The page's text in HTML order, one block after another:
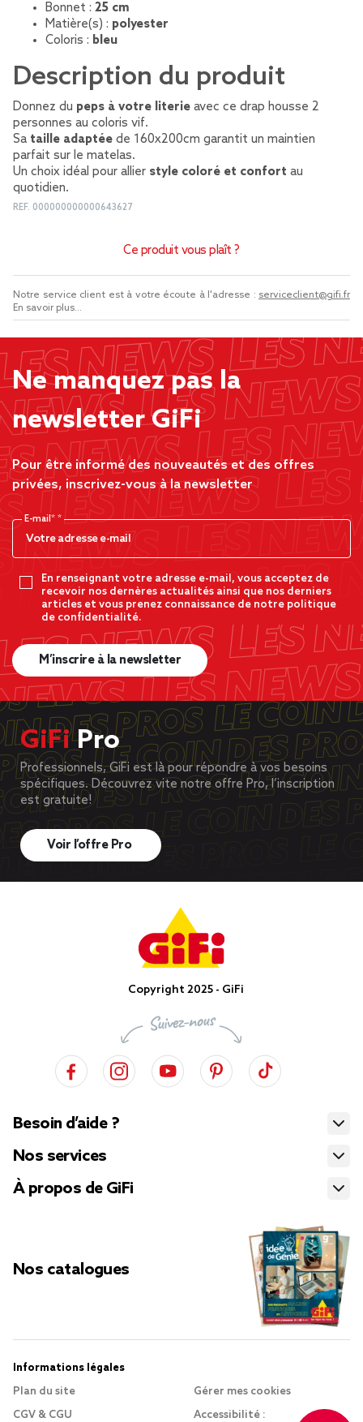
Bonnet : 25 cm
Matière(s) : polyester
Coloris : bleu
Description du produit
Donnez du peps à votre literie avec ce drap housse 2
personnes au coloris vif.
Sa taille adaptée de 160x200cm garantit un maintien
parfait sur le matelas.
Un choix idéal pour allier style coloré et confort au
quotidien.
REF. 000000000000643627
Ce produit vous plaît ?
Notre service client est à votre écoute à l'adresse : serviceclient@gifi.fr
En savoir plus...
Ne manquez pas la
newsletter GiFi
Pour être informé des nouveautés et des offres
privées, inscrivez-vous à la newsletter
E-mail*
En renseignant votre adresse e-mail, vous acceptez de
recevoir nos dernères actualités ainsi que nos derniers
articles et vous prenez connaissance de notre politique
de confidentialité.
M’inscrire à la newsletter
GiFiPro
Professionnels, GiFi est là pour répondre à vos besoins
spécifiques. Découvrez vite notre offre Pro, l’inscription
est gratuite!
Voir l’offre Pro
Copyright 2025 - GiFi
Besoin d’aide ?
Nos services
À propos de GiFi
Nos catalogues
Informations légales
Plan du site
CGV & CGU
Gérer mes cookies
Accessibilité :